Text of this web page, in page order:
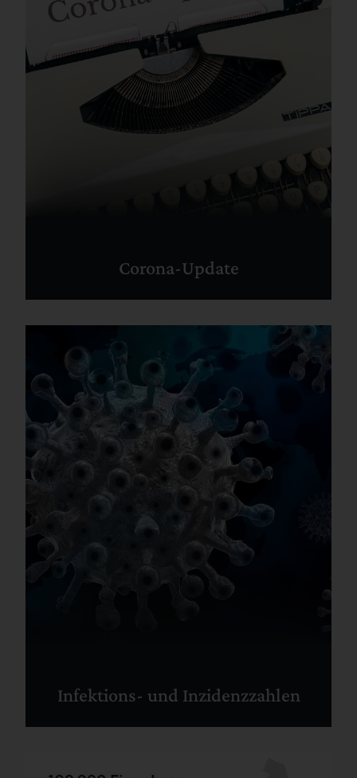
Corona-Update
Infektions- und Inzidenzzahlen